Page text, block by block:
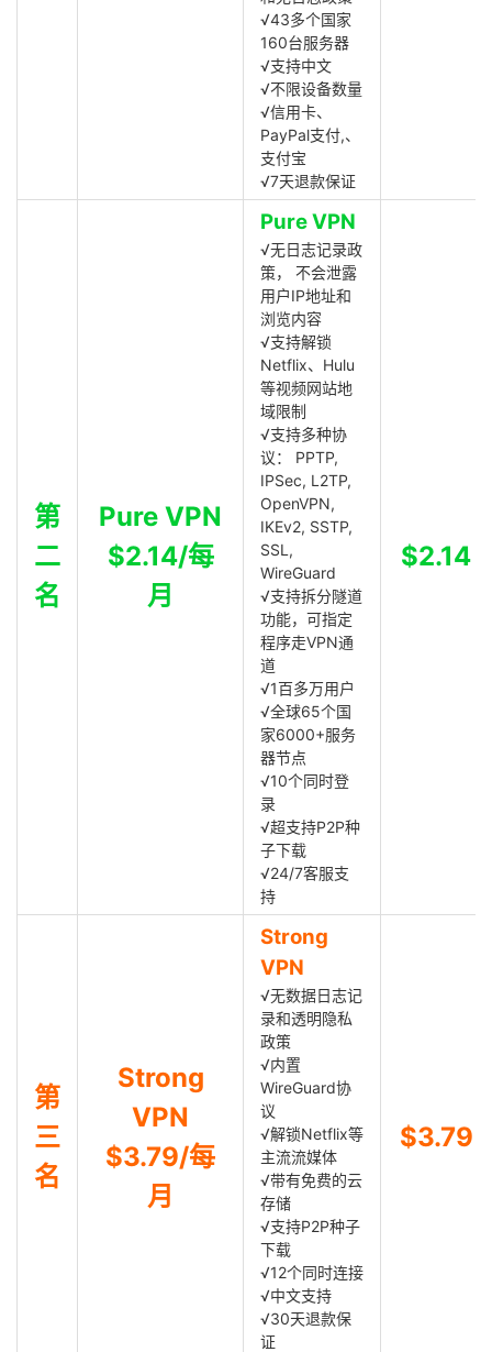
√43多个国家
160台服务器
√支持中文
√不限设备数量
√信用卡、
PayPal支付,、
支付宝
√7天退款保证
第
二
名
Pure VPN
$2.14/每
月
Pure VPN
√无日志记录政
策， 不会泄露
用户IP地址和
浏览内容
√支持解锁
Netflix、Hulu
等视频网站地
域限制
√支持多种协
议： PPTP,
IPSec, L2TP,
OpenVPN,
IKEv2, SSTP,
SSL,
WireGuard
√支持拆分隧道
功能，可指定
程序走VPN通
道
√1百多万用户
√全球65个国
家6000+服务
器节点
√10个同时登
录
√超支持P2P种
子下载
√24/7客服支
持
$2.14
第
三
名
Strong
VPN
$3.79/每
月
Strong
VPN
√无数据日志记
录和透明隐私
政策
√内置
WireGuard协
议
√解锁Netflix等
主流流媒体
√带有免费的云
存储
√支持P2P种子
下载
√12个同时连接
√中文支持
√30天退款保
证
$3.79